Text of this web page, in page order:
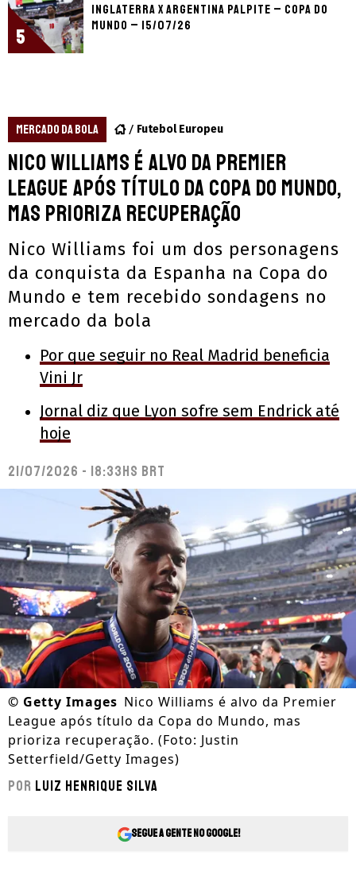
5
Inglaterra x Argentina palpite – Copa do
Mundo – 15/07/26
MERCADO DA BOLA Futebol Europeu
Nico Williams é alvo da Premier
League após título da Copa do Mundo,
mas prioriza recuperação
Nico Williams foi um dos personagens
da conquista da Espanha na Copa do
Mundo e tem recebido sondagens no
mercado da bola
Por que seguir no Real Madrid beneficia
Vini Jr
Jornal diz que Lyon sofre sem Endrick até
hoje
21/07/2026 - 18:33hs BRT
© Getty Images Nico Williams é alvo da Premier
League após título da Copa do Mundo, mas
prioriza recuperação. (Foto: Justin
Setterfield/Getty Images)
Por Luiz Henrique Silva
Segue a gente no Google!